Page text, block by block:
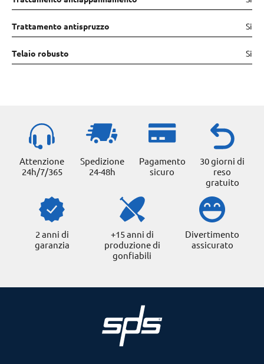
Trattamento antispruzzo Si
Telaio robusto Si
Attenzione
24h/7/365
Spedizione
24-48h
Pagamento
sicuro
30 giorni di
reso
gratuito
2 anni di
garanzia
+15 anni di
produzione di
gonfiabili
Divertimento
assicurato